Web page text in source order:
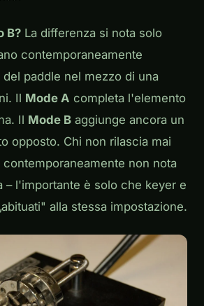
B? La differenza si nota solo
contemporaneamente
paddle nel mezzo di una
Il Mode A completa l'elemento
Il Mode B aggiunge ancora un
opposto. Chi non rilascia mai
non nota
– l'importante è solo che keyer e
alla stessa impostazione.